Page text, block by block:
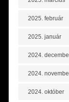
2025. február
2025. január
2024.
2024.
2024. október